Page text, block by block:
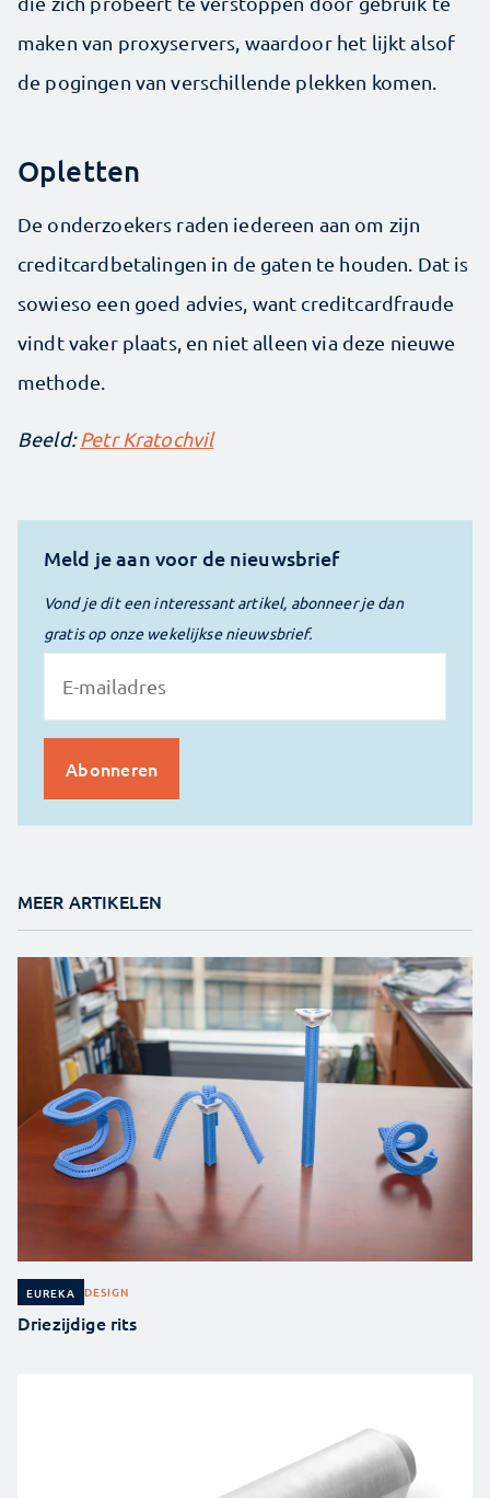
maken van proxyservers, waardoor het lijkt alsof
de pogingen van verschillende plekken komen.
Opletten
De onderzoekers raden iedereen aan om zijn
creditcardbetalingen in de gaten te houden. Dat is
sowieso een goed advies, want creditcardfraude
vindt vaker plaats, en niet alleen via deze nieuwe
methode.
Beeld:Petr Kratochvil
Meld je aan voor de nieuwsbrief
Vond je dit een interessant artikel, abonneer je dan
gratis op onze wekelijkse nieuwsbrief.
MEER ARTIKELEN
EUREKA DESIGN
Driezijdige rits